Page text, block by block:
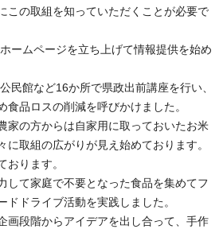
この取組を知っていただくことが必要で
ームページを立ち上げて情報提供を始め
民館など16か所で県政出前講座を行い、
食品ロスの削減を呼びかけました。
家の方からは自家用に取っておいたお米
に取組の広がりが見え始めております。
おります。
して家庭で不要となった食品を集めてフ
ドドライブ活動を実践しました。
画段階からアイデアを出し合って、手作